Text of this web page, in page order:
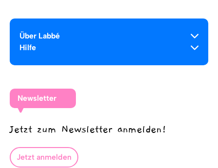
Über Labbé
Hilfe
Newsletter
Jetzt zum Newsletter anmelden!
Jetzt anmelden